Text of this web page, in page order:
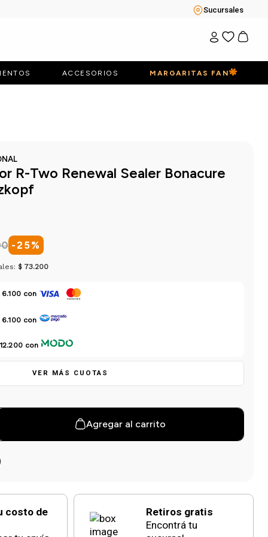
Sucursales
ACCESORIOS MARGARITAS FAN
R-Two Renewal Sealer Bonacure
-25%
$ 73.200
6.100con
6.100con
con
VER MÁS CUOTAS
Agregar al carrito
costo de
Retiros gratis
Encontrá tu